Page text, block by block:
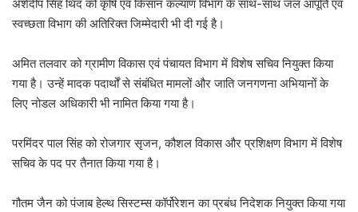
अर्शदीप सिंह थिंद को कृषि एवं किसान कल्याण विभाग के साथ-साथ जल आपूर्ति एवं
स्वच्छता विभाग की अतिरिक्त जिम्मेदारी भी दी गई है।
अमित तलवार को ग्रामीण विकास एवं पंचायत विभाग में विशेष सचिव नियुक्त किया
गया है। उन्हें मादक पदार्थों से संबंधित मामलों और जाति जनगणना अभियानों के
लिए नोडल अधिकारी भी नामित किया गया है।
परमिंदर पाल सिंह को रोजगार सृजन, कौशल विकास और प्रशिक्षण विभाग में विशेष
सचिव के पद पर तैनात किया गया है।
गौतम जैन को पंजाब हेल्थ सिस्टम्स कॉर्पोरेशन का प्रबंध निदेशक नियुक्त किया गया